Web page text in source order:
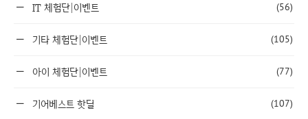
IT 체험단|이벤트 (56)
기타 체험단|이벤트 (105)
아이 체험단|이벤트 (77)
기어베스트 핫딜 (107)